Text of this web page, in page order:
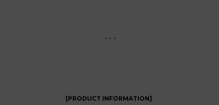
. . .
[PRODUCT INFORMATION]